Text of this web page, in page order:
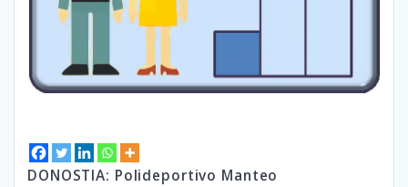
DONOSTIA: Polideportivo Manteo